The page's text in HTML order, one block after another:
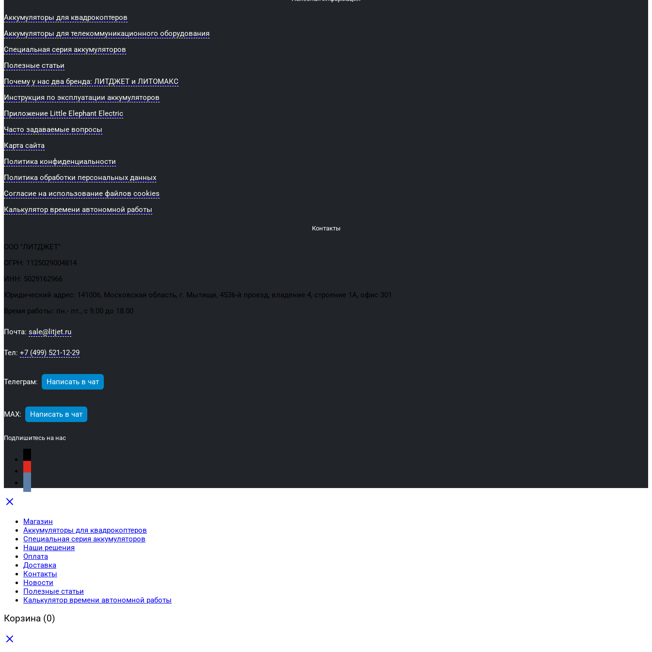
Аккумуляторы для квадрокоптеров
Аккумуляторы для телекоммуникационного оборудования
Специальная серия аккумуляторов
Полезные статьи
Почему у нас два бренда: ЛИТДЖЕТ и ЛИТОМАКС
Инструкция по эксплуатации аккумуляторов
Приложение Little Elephant Electric
Часто задаваемые вопросы
Карта сайта
Политика конфиденциальности
Политика обработки персональных данных
Согласие на использование файлов cookies
Калькулятор времени автономной работы
Контакты
ООО "ЛИТДЖЕТ"
ОГРН: 1125029004814
ИНН: 5029162966
Юридический адрес: 141006, Московская область, г. Мытищи, 4536-й проезд, владение 4, строение 1А, офис 301
Время работы: пн.- пт., с 9.00 до 18.00
Почта: sale@litjet.ru
Тел: +7 (499) 521-12-29
Телеграм: Написать в чат
МАХ: Написать в чат
Подпишитесь на нас
Магазин
Аккумуляторы для квадрокоптеров
Специальная серия аккумуляторов
Наши решения
Оплата
Доставка
Контакты
Новости
Полезные статьи
Калькулятор времени автономной работы
Корзина (0)